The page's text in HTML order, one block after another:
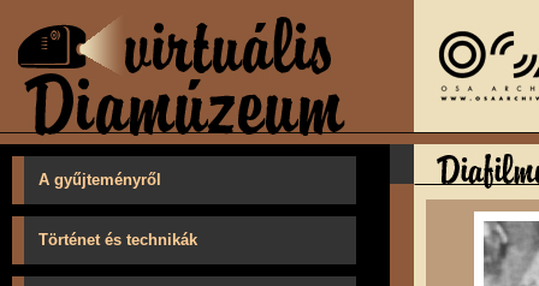
A gyűjteményről
Történet és technikák